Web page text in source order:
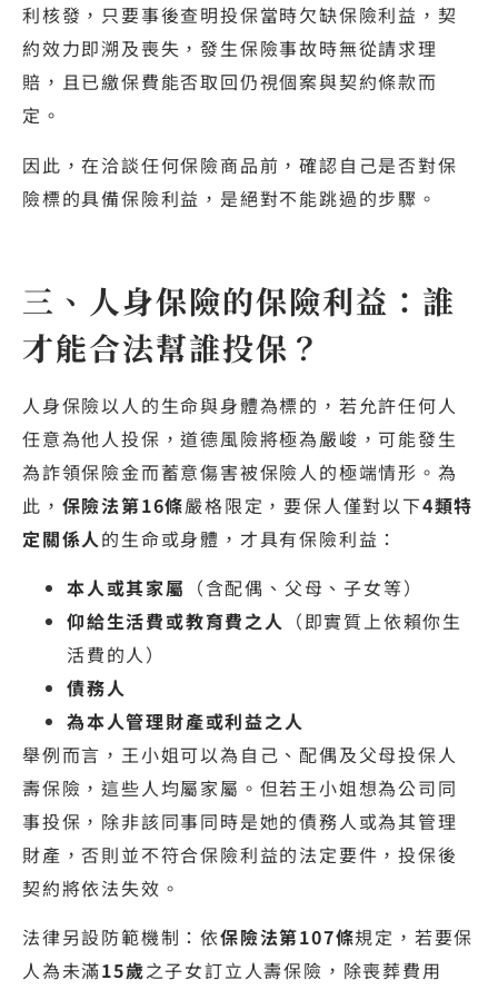
利核發，只要事後查明投保當時欠缺保險利益，契
約效力即溯及喪失，發生保險事故時無從請求理
賠，且已繳保費能否取回仍視個案與契約條款而
定。
因此，在洽談任何保險商品前，確認自己是否對保
險標的具備保險利益，是絕對不能跳過的步驟。
三、人身保險的保險利益：誰
才能合法幫誰投保？
人身保險以人的生命與身體為標的，若允許任何人
任意為他人投保，道德風險將極為嚴峻，可能發生
為詐領保險金而蓄意傷害被保險人的極端情形。為
此， 保險法第16條嚴格限定，要保人僅對以下4類特
定關係人 的生命或身體，才具有保險利益：
本人或其家屬 （含配偶、父母、子女等）
仰給生活費或教育費之人 （即實質上依賴你生
活費的人）
債務人
為本人管理財產或利益之人
舉例而言，王小姐可以為自己、配偶及父母投保人
壽保險，這些人均屬家屬。但若王小姐想為公司同
事投保，除非該同事同時是她的債務人或為其管理
財產，否則並不符合保險利益的法定要件，投保後
契約將依法失效。
法律另設防範機制：依保險法第107條規定，若要保
人為未滿15歲之子女訂立人壽保險，除喪葬費用